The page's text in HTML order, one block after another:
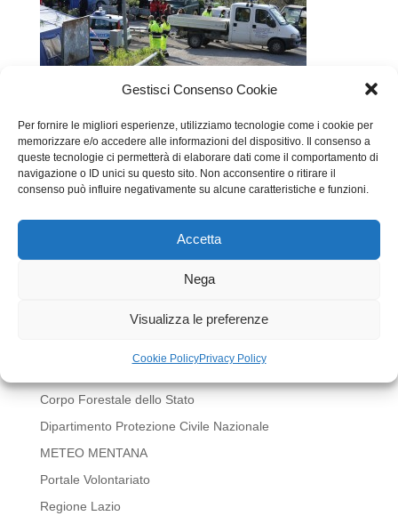
Gestisci Consenso Cookie
Per fornire le migliori esperienze, utilizziamo tecnologie come i cookie per
memorizzare e/o accedere alle informazioni del dispositivo. Il consenso a
queste tecnologie ci permetterà di elaborare dati come il comportamento di
navigazione o ID unici su questo sito. Non acconsentire o ritirare il
consenso può influire negativamente su alcune caratteristiche e funzioni.
Accetta
Nega
Visualizza le preferenze
Cookie PolicyPrivacy Policy
per inviare un commento.
Corpo Forestale dello Stato
Dipartimento Protezione Civile Nazionale
METEO MENTANA
Portale Volontariato
Regione Lazio